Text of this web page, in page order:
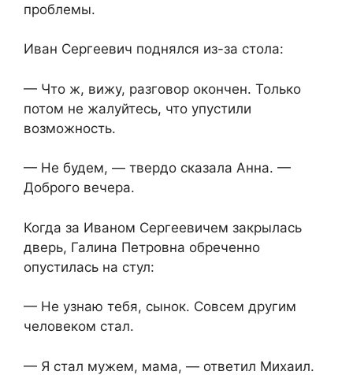
проблемы.
Иван Сергеевич поднялся из-за стола:
— Что ж, вижу, разговор окончен. Только
потом не жалуйтесь, что упустили
возможность.
— Не будем, — твердо сказала Анна. —
Доброго вечера.
Когда за Иваном Сергеевичем закрылась
дверь, Галина Петровна обреченно
опустилась на стул:
— Не узнаю тебя, сынок. Совсем другим
человеком стал.
— Я стал мужем, мама, — ответил Михаил.